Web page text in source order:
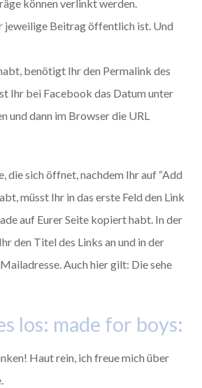
können verlinkt werden.
jeweilige Beitrag öffentlich ist. Und
benötigt Ihr den Permalink des
Ihr bei Facebook das Datum unter
und dann im Browser die URL
die sich öffnet, nachdem Ihr auf “Add
müsst Ihr in das erste Feld den Link
auf Eurer Seite kopiert habt. In der
den Titel des Links an und in der
Auch hier gilt: Die sehe
los: made for boys:
Haut rein, ich freue mich über